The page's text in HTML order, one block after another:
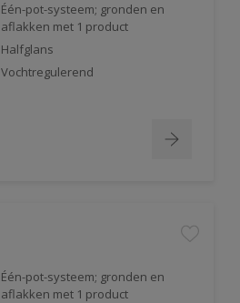
Één-pot-systeem; gronden en
aflakken met 1 product
Halfglans
Vochtregulerend
Één-pot-systeem; gronden en
aflakken met 1 product